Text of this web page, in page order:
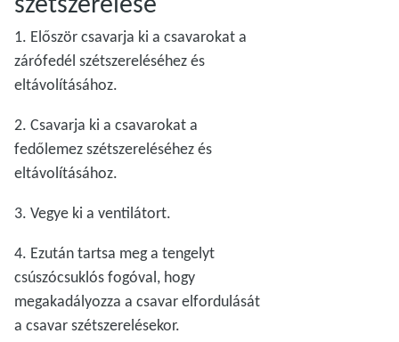
1. Először csavarja ki a csavarokat a
zárófedél szétszereléséhez és
eltávolításához.
2. Csavarja ki a csavarokat a
fedőlemez szétszereléséhez és
eltávolításához.
3. Vegye ki a ventilátort.
4. Ezután tartsa meg a tengelyt
csúszócsuklós fogóval, hogy
megakadályozza a csavar elfordulását
a csavar szétszerelésekor.